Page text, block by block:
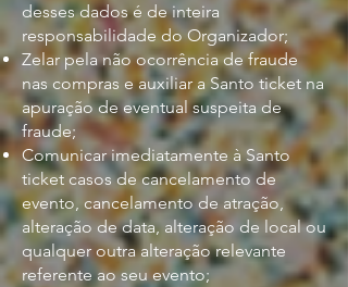
desses dados é de inteira
responsabilidade do Organizador;
Zelar pela não ocorrência de fraude
nas compras e auxiliar a Santo ticket na
apuração de eventual suspeita de
fraude;
Comunicar imediatamente à Santo
ticket casos de cancelamento de
evento, cancelamento de atração,
alteração de data, alteração de local ou
qualquer outra alteração relevante
referente ao seu evento;